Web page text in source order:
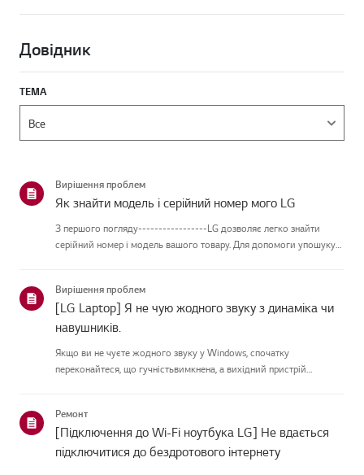
Довідник
ТЕМА
Вирішення проблем
Як знайти модель і серійний номер мого LG
З першого погляду-----------------LG дозволяє легко знайти
серійний номер і модель вашого товару. Для допомоги упошуку
дл...
Вирішення проблем
[LG Laptop] Я не чую жодного звуку з динаміка чи
навушників.
Якщо ви не чуєте жодного звуку у Windows, спочатку
переконайтеся, що гучністьвимкнена, а вихідний пристрій
помилкоюаудіодрайвера. Будь ласка, в...
Ремонт
[Підключення до Wi-Fi ноутбука LG] Не вдається
підключитися до бездротового інтернету